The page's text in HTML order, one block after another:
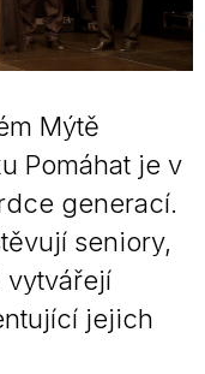
Mýtě
Pomáhat je v
generací.
seniory,
vytvářejí
jejich